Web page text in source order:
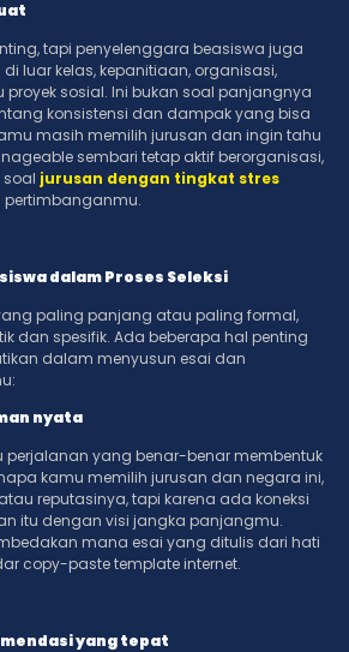
tapi penyelenggara beasiswa juga
luar kelas, kepanitiaan, organisasi,
proyek sosial. Ini bukan soal panjangnya
konsistensi dan dampak yang bisa
masih memilih jurusan dan ingin tahu
sembari tetap aktif berorganisasi,
jurusan dengan tingkat stres
dalam Proses Seleksi
paling panjang atau paling formal,
dan spesifik. Ada beberapa hal penting
dalam menyusun esai dan
nyata
perjalanan yang benar-benar membentuk
kamu memilih jurusan dan negara ini,
reputasinya, tapi karena ada koneksi
itu dengan visi jangka panjangmu.
mana esai yang ditulis dari hati
copy-paste template internet.
yang tepat